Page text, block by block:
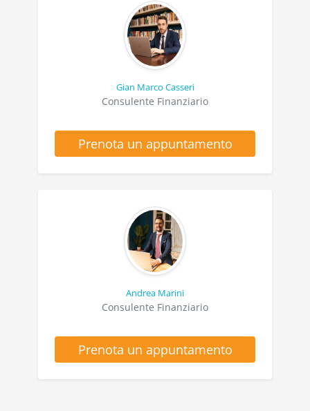
Gian Marco Casseri
Consulente Finanziario
Prenota un appuntamento
Andrea Marini
Consulente Finanziario
Prenota un appuntamento